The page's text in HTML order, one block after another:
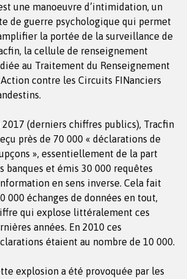
une manoeuvre d’intimidation, un
de guerre psychologique qui permet
la portée de la surveillance de
la cellule de renseignement
au Traitement du Renseignement
contre les Circuits FINanciers
2017 (derniers chiffres publics), Tracfin
près de 70 000 « déclarations de
», essentiellement de la part
banques et émis 30 000 requêtes
en sens inverse. Cela fait
000 échanges de données en tout,
qui explose littéralement ces
années. En 2010 ces
étaient au nombre de 10 000.
explosion a été provoquée par les